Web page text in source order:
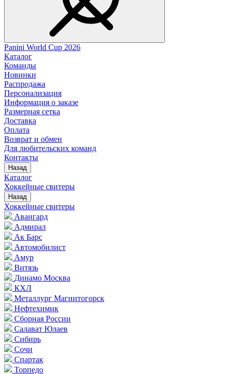
Panini World Cup 2026
Каталог
Команды
Новинки
Распродажа
Персонализация
Информация о заказе
Размерная сетка
Доставка
Оплата
Возврат и обмен
Для любительских команд
Контакты
Назад
Каталог
Хоккейные свитеры
Назад
Хоккейные свитеры
Авангард
Адмирал
Ак Барс
Автомобилист
Амур
Витязь
Динамо Москва
КХЛ
Металлург Магнитогорск
Нефтехимик
Сборная России
Салават Юлаев
Сибирь
Сочи
Спартак
Торпедо